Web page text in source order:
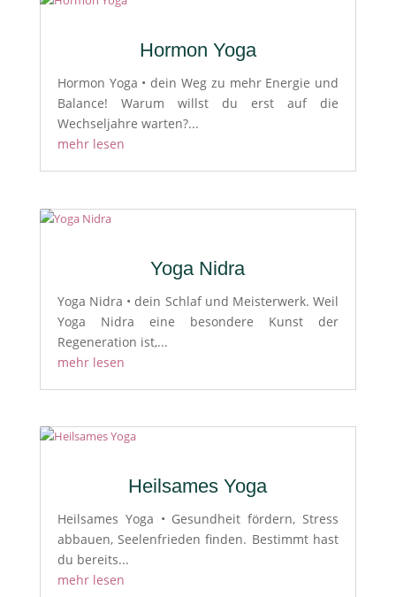
Hormon Yoga
Hormon Yoga • dein Weg zu mehr Energie und
Balance! Warum willst du erst auf die
Wechseljahre warten?...
mehr lesen
Yoga Nidra
Yoga Nidra • dein Schlaf und Meisterwerk. Weil
Yoga Nidra eine besondere Kunst der
Regeneration ist,...
mehr lesen
Heilsames Yoga
Heilsames Yoga • Gesundheit fördern, Stress
abbauen, Seelenfrieden finden. Bestimmt hast
du bereits...
mehr lesen